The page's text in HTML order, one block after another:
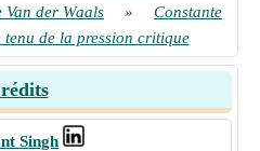
Van der Waals »
Constante
tenu de la pression critique
Singh